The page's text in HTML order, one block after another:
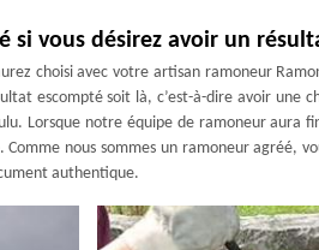
si vous désirez avoir un
choisi avec votre artisan ramoneur
escompté soit là, c’est-à-dire avoir une
Lorsque notre équipe de ramoneur aura
nous sommes un ramoneur agréé,
authentique.